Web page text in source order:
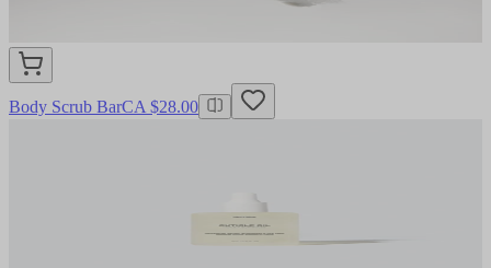
Body Scrub BarCA $28.00